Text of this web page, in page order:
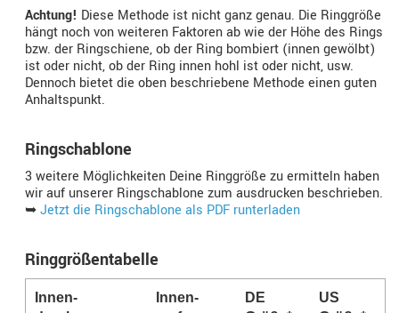
Achtung! Diese Methode ist nicht ganz genau. Die Ringgröße
hängt noch von weiteren Faktoren ab wie der Höhe des Rings
bzw. der Ringschiene, ob der Ring bombiert (innen gewölbt)
ist oder nicht, ob der Ring innen hohl ist oder nicht, usw.
Dennoch bietet die oben beschriebene Methode einen guten
Anhaltspunkt.
Ringschablone
3 weitere Möglichkeiten Deine Ringgröße zu ermitteln haben
wir auf unserer Ringschablone zum ausdrucken beschrieben.
➥Jetzt die Ringschablone als PDF runterladen
Ringgrößentabelle
Innen­
Innen­­
DE
US